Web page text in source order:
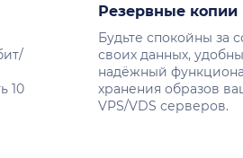
10
Резервные копии
Будьте спокойны за
своих данных,
надёжный
хранения образов
VPS/VDS серверов.